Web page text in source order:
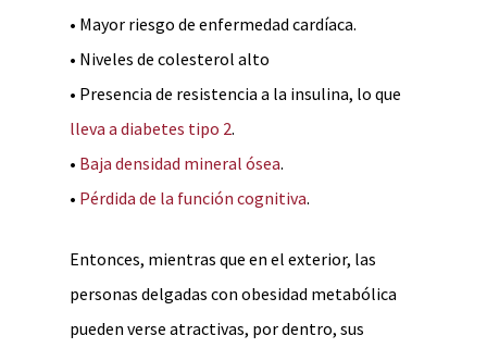
• Mayor riesgo de enfermedad cardíaca.
• Niveles de colesterol alto
• Presencia de resistencia a la insulina, lo que
lleva a diabetes tipo 2.
• Baja densidad mineral ósea.
• Pérdida de la función cognitiva.
Entonces, mientras que en el exterior, las
personas delgadas con obesidad metabólica
pueden verse atractivas, por dentro, sus